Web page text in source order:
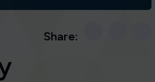
Share: